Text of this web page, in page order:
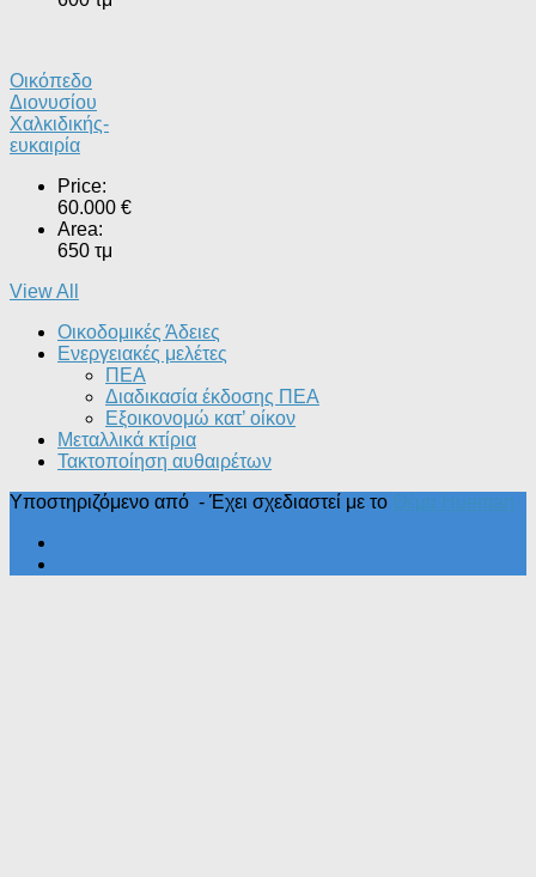
Οικόπεδο
Διονυσίου
Χαλκιδικής-
ευκαιρία
Price:
60.000 €
Area:
650 τμ
View All
Οικοδομικές Άδειες
Ενεργειακές μελέτες
ΠΕΑ
Διαδικασία έκδοσης ΠΕΑ
Εξοικονομώ κατ’ οίκoν
Μεταλλικά κτίρια
Τακτοποίηση αυθαιρέτων
Υποστηριζόμενο από - Έχει σχεδιαστεί με το